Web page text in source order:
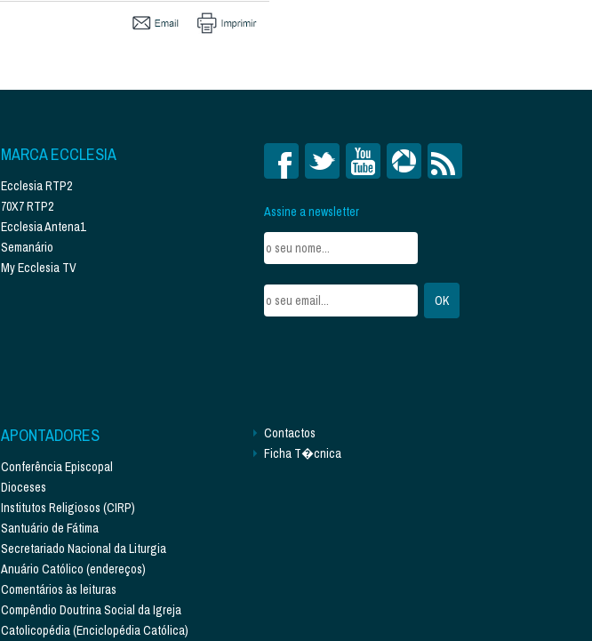
MARCA ECCLESIA
Ecclesia RTP2
70X7 RTP2
Ecclesia Antena1
Semanário
My Ecclesia TV
Assine a newsletter
APONTADORES
Conferência Episcopal
Dioceses
Institutos Religiosos (CIRP)
Santuário de Fátima
Secretariado Nacional da Liturgia
Anuário Católico (endereços)
Comentários às leituras
Compêndio Doutrina Social da Igreja
Catolicopédia (Enciclopédia Católica)
Contactos
Ficha T�cnica